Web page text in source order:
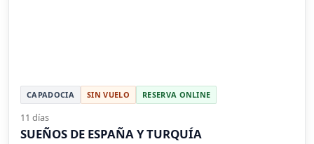
CAPADOCIA SIN VUELO RESERVA ONLINE
11 días
SUEÑOS DE ESPAÑA Y TURQUÍA